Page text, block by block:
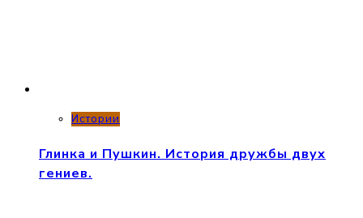
Истории
Глинка и Пушкин. История дружбы двух
гениев.